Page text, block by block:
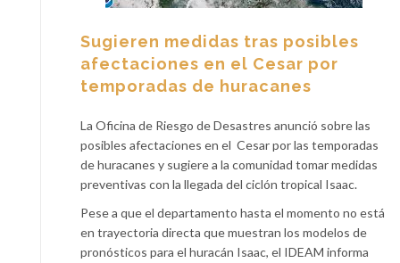
Sugieren medidas tras posibles
afectaciones en el Cesar por
temporadas de huracanes
La Oficina de Riesgo de Desastres anunció sobre las
posibles afectaciones en el Cesar por las temporadas
de huracanes y sugiere a la comunidad tomar medidas
preventivas con la llegada del ciclón tropical Isaac.
Pese a que el departamento hasta el momento no está
en trayectoria directa que muestran los modelos de
pronósticos para el huracán Isaac, el IDEAM informa